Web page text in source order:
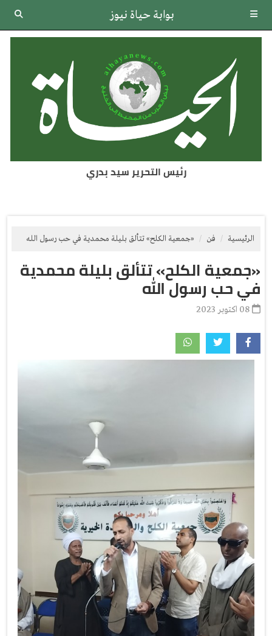
بوابة حياة نيوز
رئيس التحرير سيد بدري
الرئيسية فن «جمعية الكلح» تتألق بليلة محمدية في حب رسول الله
«جمعية الكلح» تتألق بليلة محمدية
في حب رسول الله